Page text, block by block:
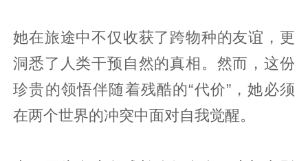
她在旅途中不仅收获了跨物种的友谊，更
洞悉了人类干预自然的真相。然而，这份
珍贵的领悟伴随着残酷的“代价”，她必须
在两个世界的冲突中面对自我觉醒。